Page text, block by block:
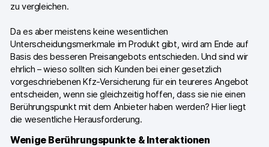
zu vergleichen.
Da es aber meistens keine wesentlichen
Unterscheidungsmerkmale im Produkt gibt, wird am Ende auf
Basis des besseren Preisangebots entschieden. Und sind wir
ehrlich – wieso sollten sich Kunden bei einer gesetzlich
vorgeschriebenen Kfz-Versicherung für ein teureres Angebot
entscheiden, wenn sie gleichzeitig hoffen, dass sie nie einen
Berührungspunkt mit dem Anbieter haben werden? Hier liegt
die wesentliche Herausforderung.
Wenige Berührungspunkte & Interaktionen